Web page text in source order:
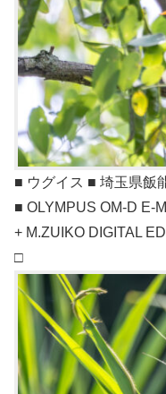
■ ウグイス ■ 埼玉県飯
■ OLYMPUS OM-D E-
+ M.ZUIKO DIGITAL
□